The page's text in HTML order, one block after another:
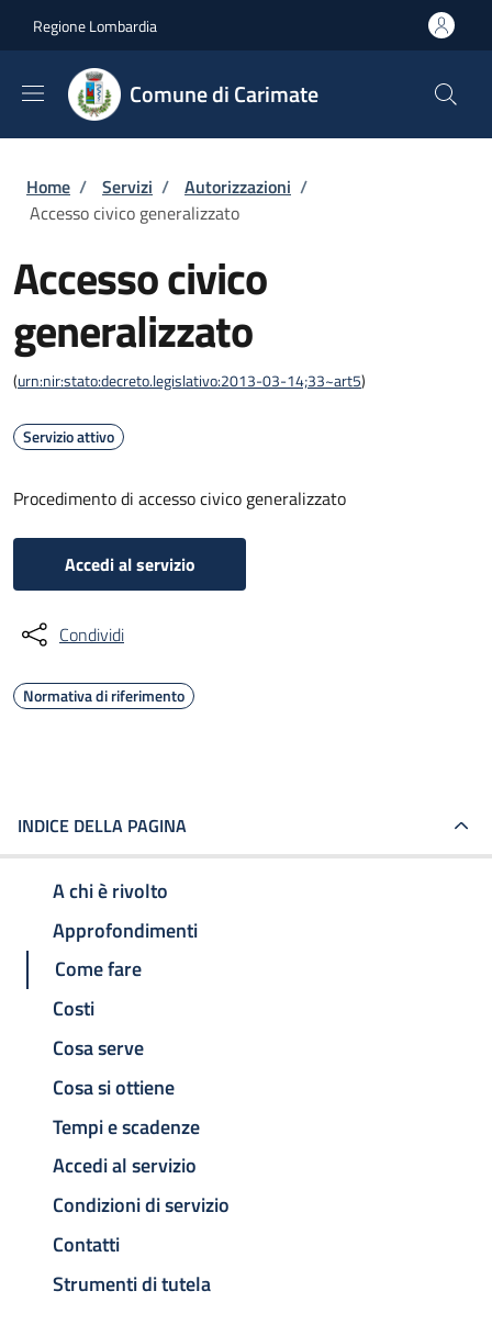
Regione Lombardia
Comune di Carimate
Briciole di pane
Home / Servizi / Autorizzazioni /
Accesso civico generalizzato
Accesso civico
generalizzato
(urn:nir:stato:decreto.legislativo:2013-03-14;33~art5)
Servizio attivo
Procedimento di accesso civico generalizzato
Accedi al servizio
Condividi
Normativa di riferimento
INDICE DELLA PAGINA
A chi è rivolto
Approfondimenti
Come fare
Costi
Cosa serve
Cosa si ottiene
Tempi e scadenze
Accedi al servizio
Condizioni di servizio
Contatti
Strumenti di tutela